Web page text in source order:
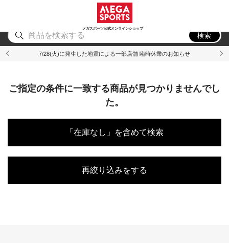
メガスポーツ公式オンラインショップ
アウトドア
検索
7/28(火)に発生した地震による一部店舗 臨時休業のお知らせ
ご指定の条件に一致する商品が見つかりませんでし
た。
「在庫なし」を含めて検索
再絞り込みをする